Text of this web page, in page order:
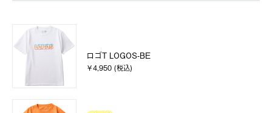
ロゴT LOGOS-BE
￥4,950 (税込)